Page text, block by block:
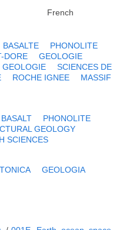
French
BASALTE
PHONOLITE
DORE
GEOLOGIE
GEOLOGIE
SCIENCES DE
ROCHE IGNEE
MASSIF
BASALT
PHONOLITE
GEOLOGY
SCIENCES
GEOLOGIA